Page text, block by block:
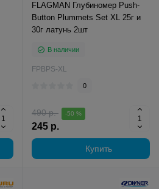
FLAGMAN Глубиномер Push-
Button Plummets Set XL 25г и
30г латунь 2шт
В наличии
FPBPS-XL
0
490 р. -50 %
245 р.
Купить